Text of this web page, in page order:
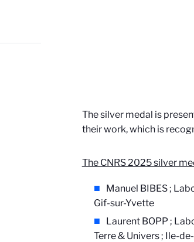
The silver medal is
their work, which is
The CNRS 2025 silver
Manuel BIBES ;
Gif-sur-Yvette
Laurent BOPP ;
Terre & Univers ; Ile-